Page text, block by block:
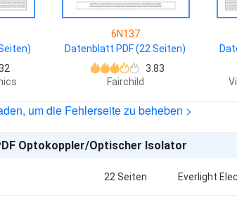
6N137
Datenblatt PDF (22 Seiten)
3.83
Fairchild
um die Fehlerseite zu beheben >
Optokoppler/Optischer Isolator
22 Seiten Everlight